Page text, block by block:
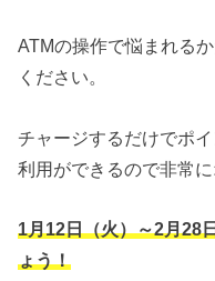
ATMの操作で悩まれる
ください。
チャージするだけでポ
利用ができるので非常に
1月12日（火）～2月28
ょう！